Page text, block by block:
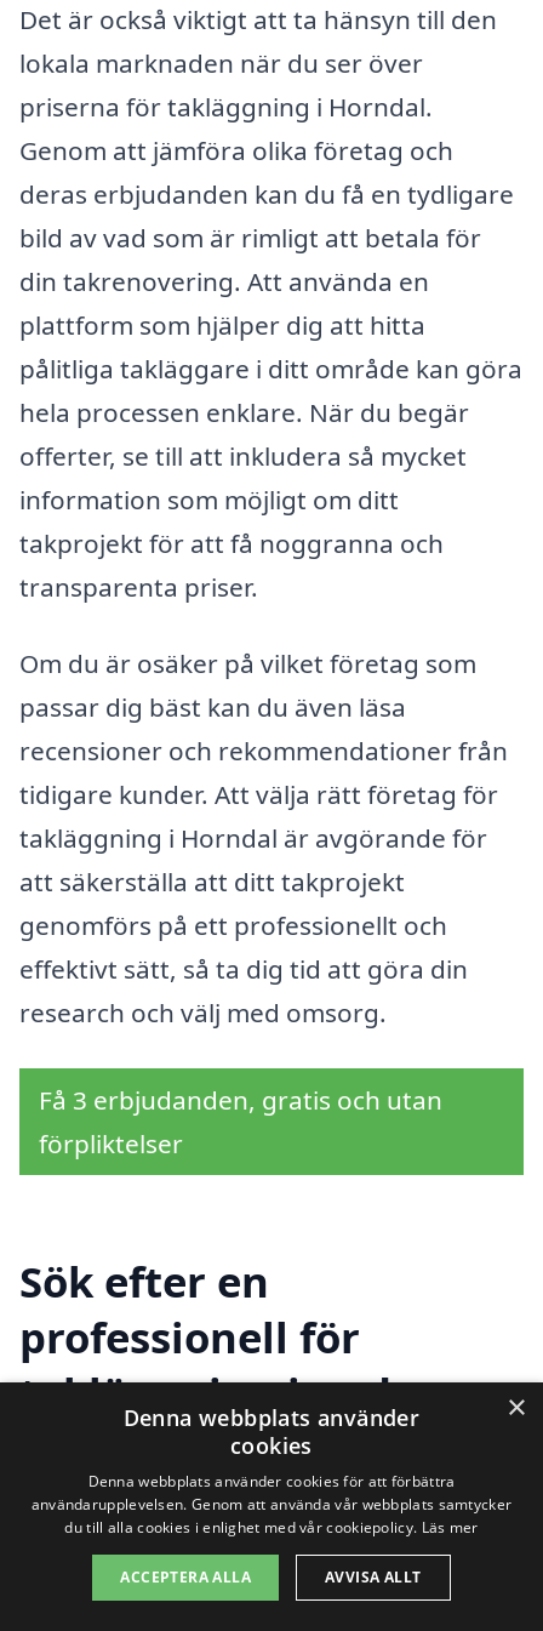
Det är också viktigt att ta hänsyn till den
lokala marknaden när du ser över
priserna för takläggning i Horndal.
Genom att jämföra olika företag och
deras erbjudanden kan du få en tydligare
bild av vad som är rimligt att betala för
din takrenovering. Att använda en
plattform som hjälper dig att hitta
pålitliga takläggare i ditt område kan göra
hela processen enklare. När du begär
offerter, se till att inkludera så mycket
information som möjligt om ditt
takprojekt för att få noggranna och
transparenta priser.
Om du är osäker på vilket företag som
passar dig bäst kan du även läsa
recensioner och rekommendationer från
tidigare kunder. Att välja rätt företag för
takläggning i Horndal är avgörande för
att säkerställa att ditt takprojekt
genomförs på ett professionellt och
effektivt sätt, så ta dig tid att göra din
research och välj med omsorg.
Få 3 erbjudanden, gratis och utan
förpliktelser
Sök efter en
professionell för
takläggning i andra
städer nära Horndal
Att hitta rätt hjälp för takläggning i
Horndal kan ibland kännas
×
Denna webbplats använder
cookies
Denna webbplats använder cookies för att förbättra
användarupplevelsen. Genom att använda vår webbplats samtycker
du till alla cookies i enlighet med vår cookiepolicy. Läs mer
ACCEPTERA ALLA AVVISA ALLT